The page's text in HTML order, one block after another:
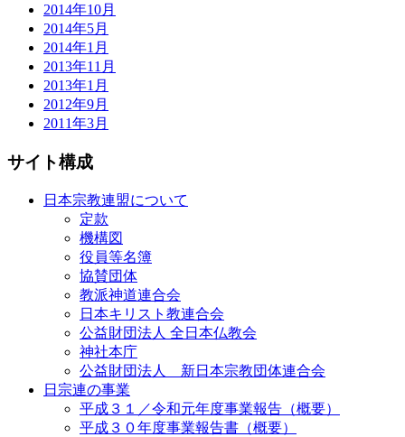
2014年10月
2014年5月
2014年1月
2013年11月
2013年1月
2012年9月
2011年3月
サイト構成
日本宗教連盟について
定款
機構図
役員等名簿
協賛団体
教派神道連合会
日本キリスト教連合会
公益財団法人 全日本仏教会
神社本庁
公益財団法人 新日本宗教団体連合会
日宗連の事業
平成３１／令和元年度事業報告（概要）
平成３０年度事業報告書（概要）